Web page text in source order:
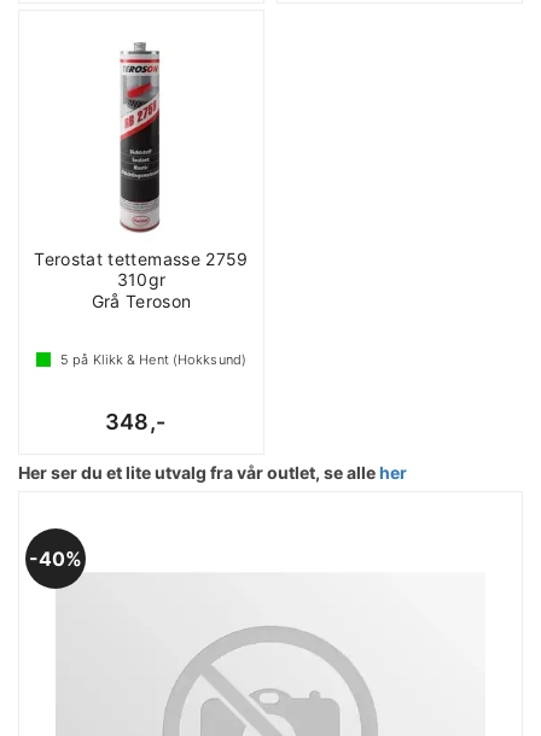
Terostat tettemasse 2759
310gr
Grå Teroson
5 på Klikk & Hent (Hokksund)
348,-
Her ser du et lite utvalg fra vår outlet, se alleher
40%